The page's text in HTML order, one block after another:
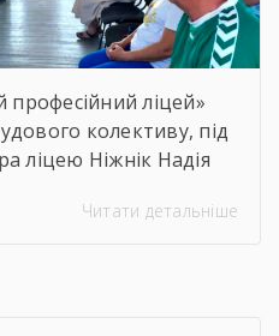
ліцей»
колективу, під
ліцею Ніжнік Надія
2025/2026 навчальний
Читати детальніше